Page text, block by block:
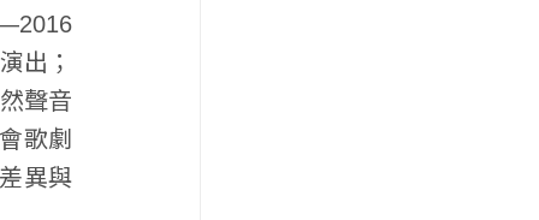
出；
聲音
歌劇
異與